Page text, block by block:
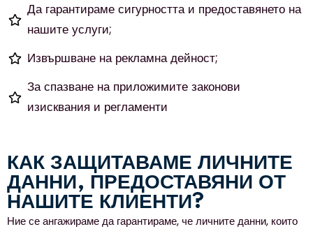
Да гарантираме сигурността и предоставянето на
нашите услуги;
Извършване на рекламна дейност;
За спазване на приложимите законови
изисквания и регламенти
КАК ЗАЩИТАВАМЕ ЛИЧНИТЕ
ДАННИ, ПРЕДОСТАВЯНИ ОТ
НАШИТЕ КЛИЕНТИ?
Ние се ангажираме да гарантираме, че личните данни, които